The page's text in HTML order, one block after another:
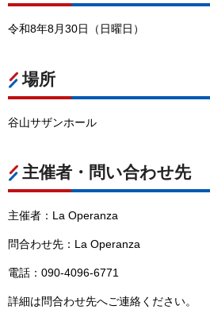
令和8年8月30日（日曜日）
場所
谷山サザンホール
主催者・問い合わせ先
主催者：La Operanza
問合わせ先：La Operanza
電話：090-4096-6771
詳細は問合わせ先へご連絡ください。